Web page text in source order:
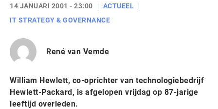
14 JANUARI 2001 - 23:00
ACTUEEL
IT STRATEGY & GOVERNANCE
René van Vemde
William Hewlett, co-oprichter van technologiebedrijf
Hewlett-Packard, is afgelopen vrijdag op 87-jarige
leeftijd overleden.